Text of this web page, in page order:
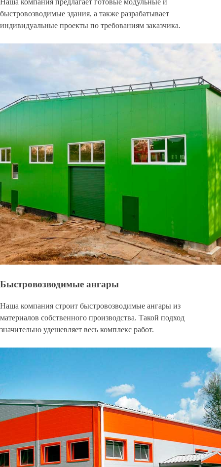
быстровозводимые здания, а также разрабатывает
индивидуальные проекты по требованиям заказчика.
Быстровозводимые ангары
Наша компания строит быстровозводимые ангары из
материалов собственного производства. Такой подход
значительно удешевляет весь комплекс работ.